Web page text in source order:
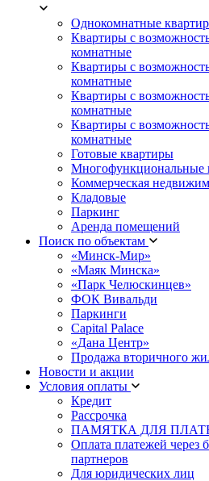
Однокомнатные
Квартиры с
комнатные
Квартиры с
комнатные
Квартиры с
комнатные
Квартиры с
комнатные
Готовые квартиры
Многофункциональные
Коммерческая
Кладовые
Паркинг
Аренда помещений
Поиск по объектам
«Минск-Мир»
«Маяк Минска»
«Парк Челюскинцев»
ФОК Вивальди
Паркинги
Capital Palace
«Дана Центр»
Продажа вторичного
Новости и акции
Условия оплаты
Кредит
Рассрочка
ПАМЯТКА ДЛЯ
Оплата платежей через
партнеров
Для юридических лиц